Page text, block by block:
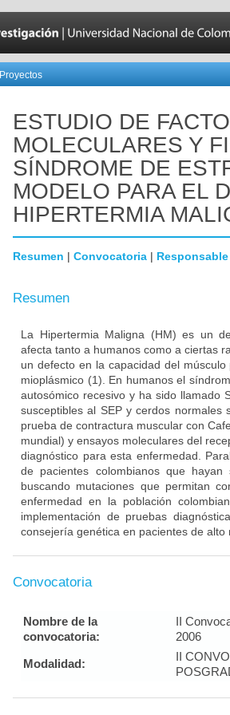
Proyectos
ESTUDIO DE
MOLECULARES Y
SÍNDROME DE
MODELO PARA EL
HIPERTERMIA
Resumen | Convocatoria | Responsable
Resumen
La Hipertermia Maligna (HM) es un
afecta tanto a humanos como a ciertas
un defecto en la capacidad del
mioplásmico (1). En humanos el
autosómico recesivo y ha sido llamado
susceptibles al SEP y cerdos
prueba de contractura muscular con
mundial) y ensayos moleculares del
diagnóstico para esta enfermedad.
de pacientes colombianos que hayan
buscando mutaciones que permitan
enfermedad en la población
implementación de pruebas
consejería genética en pacientes de alto
Convocatoria
Nombre de la
convocatoria:
II
2006
Modalidad:
II